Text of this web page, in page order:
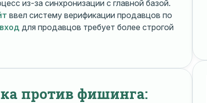
из-за синхронизации с главной базой.
ввел систему верификации продавцов по
для продавцов требует более строгой
против фишинга: